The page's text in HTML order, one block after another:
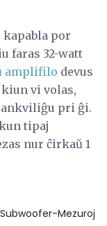
por
faras 32-watt
amplifilo devus
vi volas,
pri ĝi.
tipaj
nur ĉirkaŭ 1
Mezuroj